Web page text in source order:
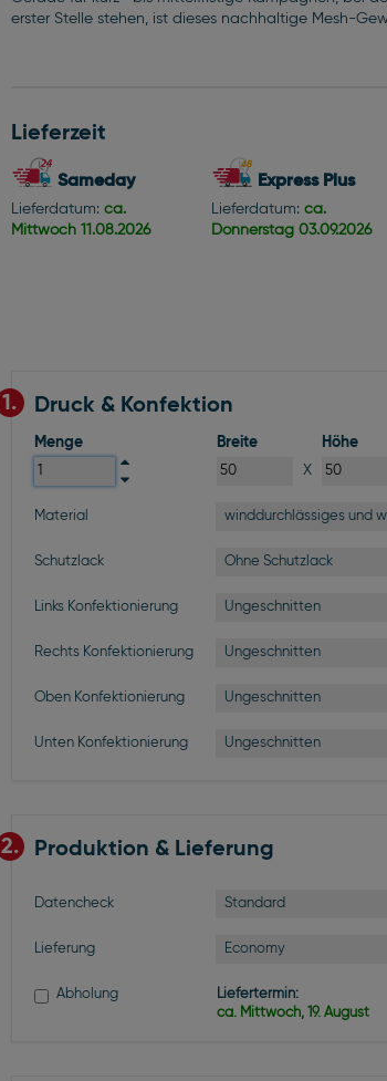
erster Stelle stehen, ist dieses nachhaltige Mesh-
Lieferzeit
Sameday
Lieferdatum: ca.
Mittwoch 11.08.2026
Express Plus
Lieferdatum: ca.
Donnerstag 03.09.2026
1. Druck & Konfektion
Menge
Breite
X
Höhe
Material
Schutzlack Ohne Schutzlack
Links Konfektionierung Ungeschnitten
Rechts Konfektionierung Ungeschnitten
Oben Konfektionierung Ungeschnitten
Unten Konfektionierung Ungeschnitten
2. Produktion & Lieferung
Datencheck Standard
Lieferung Economy
Abholung
Liefertermin:
ca. Mittwoch, 19. August